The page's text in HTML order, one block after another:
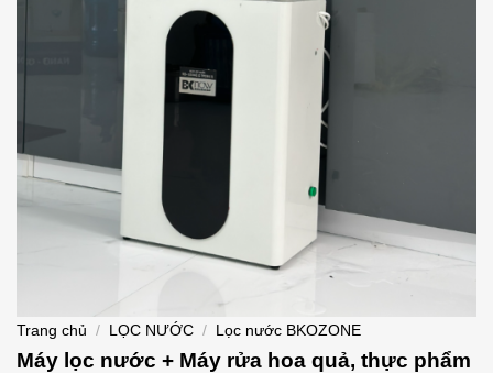
Trang chủ / LỌC NƯỚC / Lọc nước BKOZONE
Máy lọc nước + Máy rửa hoa quả, thực phẩm